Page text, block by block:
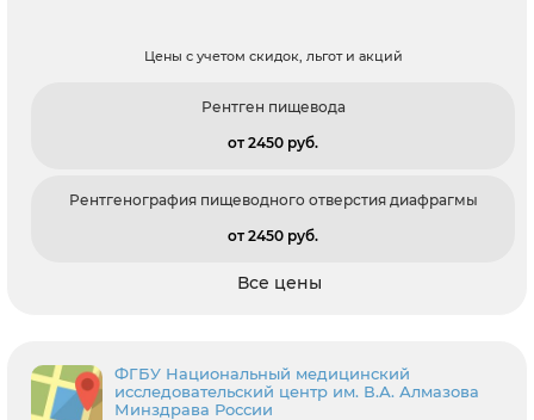
Цены с учетом скидок, льгот и акций
Рентген пищевода
от 2450 pуб.
Рентгенография пищеводного отверстия диафрагмы
от 2450 pуб.
Все цены
ФГБУ Национальный медицинский
исследовательский центр им. В.А. Алмазова
Минздрава России